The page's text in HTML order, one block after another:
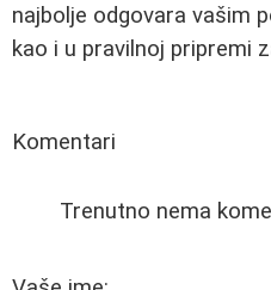
najbolje odgovara vašim
kao i u pravilnoj pripremi
Komentari
Trenutno nema